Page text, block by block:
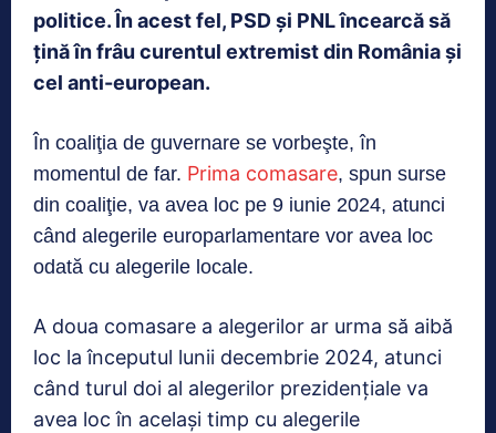
politice. În acest fel, PSD şi PNL încearcă să
ţină în frâu curentul extremist din România şi
cel anti-european.
În coaliţia de guvernare se vorbeşte, în
momentul de far. Prima comasare, spun surse
din coaliţie, va avea loc pe 9 iunie 2024, atunci
când alegerile europarlamentare vor avea loc
odată cu alegerile locale.
A doua comasare a alegerilor ar urma să aibă
loc la începutul lunii decembrie 2024, atunci
când turul doi al alegerilor prezidenţiale va
avea loc în acelaşi timp cu alegerile